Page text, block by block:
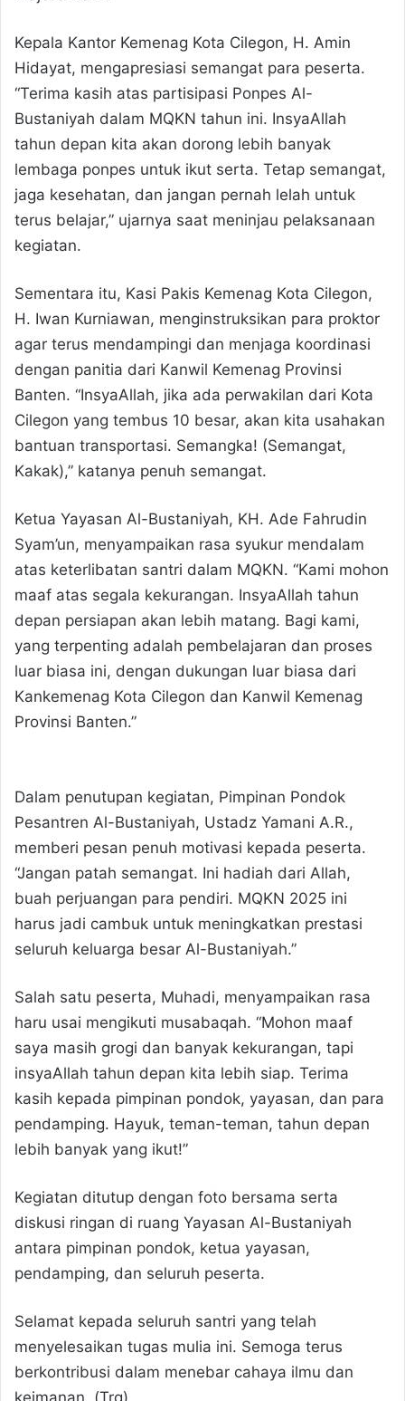
Kepala Kantor Kemenag Kota Cilegon, H. Amin
Hidayat, mengapresiasi semangat para peserta.
“Terima kasih atas partisipasi Ponpes Al-
Bustaniyah dalam MQKN tahun ini. InsyaAllah
tahun depan kita akan dorong lebih banyak
lembaga ponpes untuk ikut serta. Tetap semangat,
jaga kesehatan, dan jangan pernah lelah untuk
terus belajar,” ujarnya saat meninjau pelaksanaan
kegiatan.
Sementara itu, Kasi Pakis Kemenag Kota Cilegon,
H. Iwan Kurniawan, menginstruksikan para proktor
agar terus mendampingi dan menjaga koordinasi
dengan panitia dari Kanwil Kemenag Provinsi
Banten. “InsyaAllah, jika ada perwakilan dari Kota
Cilegon yang tembus 10 besar, akan kita usahakan
bantuan transportasi. Semangka! (Semangat,
Kakak),” katanya penuh semangat.
Ketua Yayasan Al-Bustaniyah, KH. Ade Fahrudin
Syam’un, menyampaikan rasa syukur mendalam
atas keterlibatan santri dalam MQKN. “Kami mohon
maaf atas segala kekurangan. InsyaAllah tahun
depan persiapan akan lebih matang. Bagi kami,
yang terpenting adalah pembelajaran dan proses
luar biasa ini, dengan dukungan luar biasa dari
Kankemenag Kota Cilegon dan Kanwil Kemenag
Provinsi Banten.”
Dalam penutupan kegiatan, Pimpinan Pondok
Pesantren Al-Bustaniyah, Ustadz Yamani A.R.,
memberi pesan penuh motivasi kepada peserta.
“Jangan patah semangat. Ini hadiah dari Allah,
buah perjuangan para pendiri. MQKN 2025 ini
harus jadi cambuk untuk meningkatkan prestasi
seluruh keluarga besar Al-Bustaniyah.”
Salah satu peserta, Muhadi, menyampaikan rasa
haru usai mengikuti musabaqah. “Mohon maaf
saya masih grogi dan banyak kekurangan, tapi
insyaAllah tahun depan kita lebih siap. Terima
kasih kepada pimpinan pondok, yayasan, dan para
pendamping. Hayuk, teman-teman, tahun depan
lebih banyak yang ikut!”
Kegiatan ditutup dengan foto bersama serta
diskusi ringan di ruang Yayasan Al-Bustaniyah
antara pimpinan pondok, ketua yayasan,
pendamping, dan seluruh peserta.
Selamat kepada seluruh santri yang telah
menyelesaikan tugas mulia ini. Semoga terus
berkontribusi dalam menebar cahaya ilmu dan
keimanan. (Trg)